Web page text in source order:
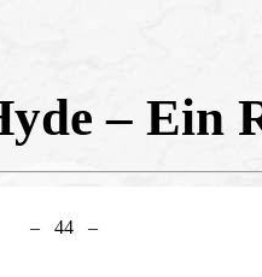
– Ein
– 44 –